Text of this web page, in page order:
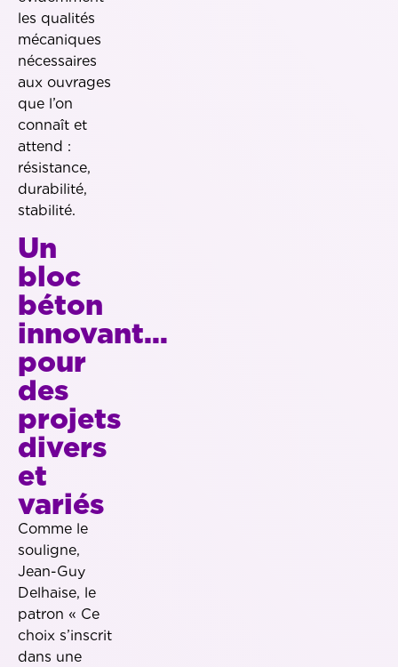
les qualités
mécaniques
nécessaires
aux ouvrages
que l’on
connaît et
attend :
résistance,
durabilité,
stabilité.
Un
bloc
béton
innovant…
pour
des
projets
divers
et
variés
Comme le
souligne,
Jean-Guy
Delhaise, le
patron « Ce
choix s’inscrit
dans une